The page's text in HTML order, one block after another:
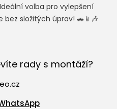
volba pro vylepšení
složitých úprav! 🚗📱🎶
rady s montáží?